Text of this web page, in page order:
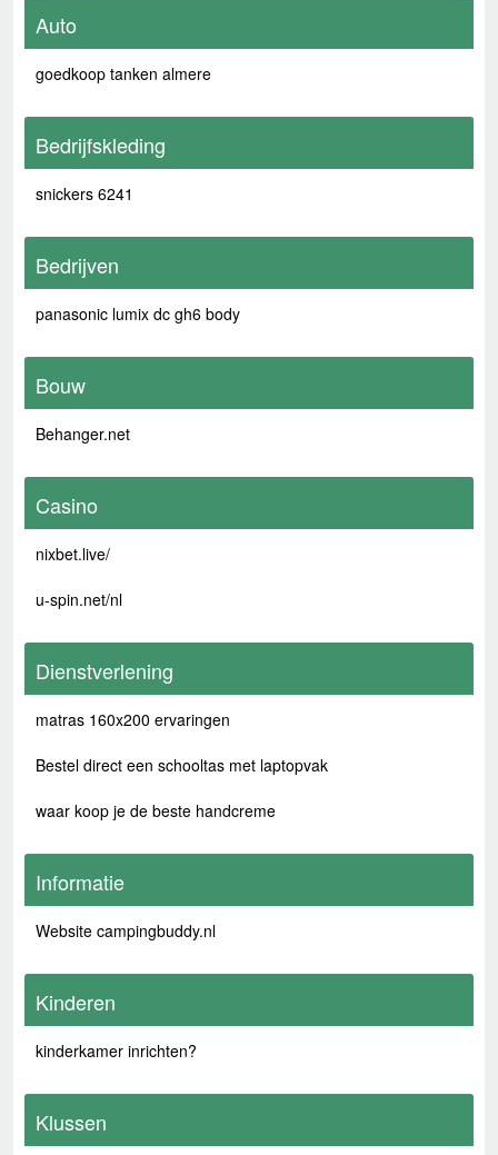
Auto
goedkoop tanken almere
Bedrijfskleding
snickers 6241
Bedrijven
panasonic lumix dc gh6 body
Bouw
Behanger.net
Casino
nixbet.live/
u-spin.net/nl
Dienstverlening
matras 160x200 ervaringen
Bestel direct een schooltas met laptopvak
waar koop je de beste handcreme
Informatie
Website campingbuddy.nl
Kinderen
kinderkamer inrichten?
Klussen